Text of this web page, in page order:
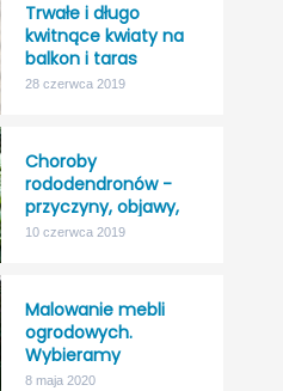
Trwałe i długo
kwitnące kwiaty na
balkon i taras
28 czerwca 2019
Choroby
rododendronów -
przyczyny, objawy,
leczenie
10 czerwca 2019
Malowanie mebli
ogrodowych.
Wybieramy
najlepszy impregnat
8 maja 2020